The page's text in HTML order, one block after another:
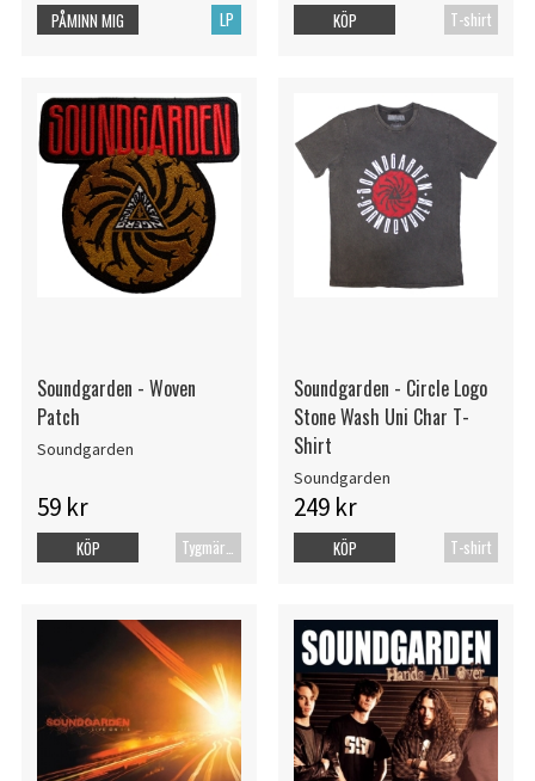
LP
PÅMINN MIG T-shirt
KÖP
Soundgarden - Woven
Patch
Soundgarden
59 kr
KÖP
Soundgarden - Circle Logo
Stone Wash Uni Char T-
Shirt
Soundgarden
249 kr
T-shirt
KÖP